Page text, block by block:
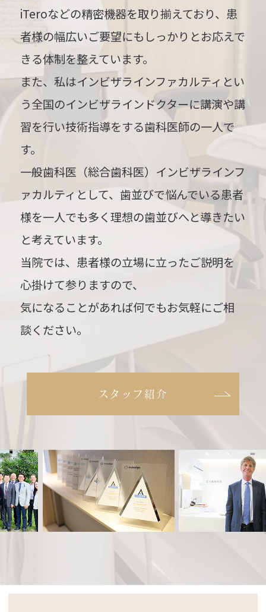
iTeroなどの精密機器を取り揃えており、患
者様の幅広いご要望にもしっかりとお応えで
きる体制を整えています。
また、私はインビザラインファカルティとい
う全国のインビザラインドクターに講演や講
習を行い技術指導をする歯科医師の一人で
す。
一般歯科医（総合歯科医） インビザラインフ
ァカルティとして、歯並びで悩んでいる患者
様を一人でも多く理想の歯並びへと導きたい
と考えています。
当院では、患者様の立場に立ったご説明を
心掛けて参りますので、
気になることがあれば何でもお気軽にご相
談ください。
スタッフ紹介